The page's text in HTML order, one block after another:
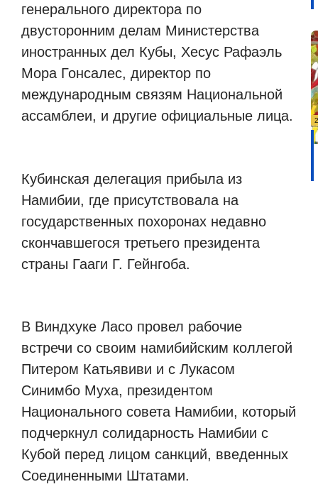
генерального директора по
двусторонним делам Министерства
иностранных дел Кубы, Хесус Рафаэль
Мора Гонсалес, директор по
международным связям Национальной
ассамблеи, и другие официальные лица.
Кубинская делегация прибыла из
Намибии, где присутствовала на
государственных похоронах недавно
скончавшегося третьего президента
страны Гааги Г. Гейнгоба.
В Виндхуке Ласо провел рабочие
встречи со своим намибийским коллегой
Питером Катьявиви и с Лукасом
Синимбо Муха, президентом
Национального совета Намибии, который
подчеркнул солидарность Намибии с
Кубой перед лицом санкций, введенных
Соединенными Штатами.